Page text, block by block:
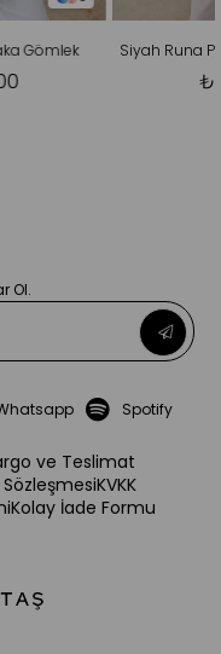
Runa Pileli Asimetrik Gömlek
Ol.
Spotify
ve Teslimat
KVKK
Kolay İade Formu